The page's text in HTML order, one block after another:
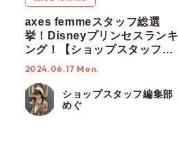
axes femmeスタッフ総選
挙！Disneyプリンセスランキ
ング！【ショップスタッフ編
集部】
2024.06.17 Mon.
ショップスタッフ編集部
めぐ